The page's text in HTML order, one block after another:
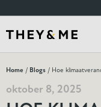
Home / Blogs / Hoe
oktober 8, 2025